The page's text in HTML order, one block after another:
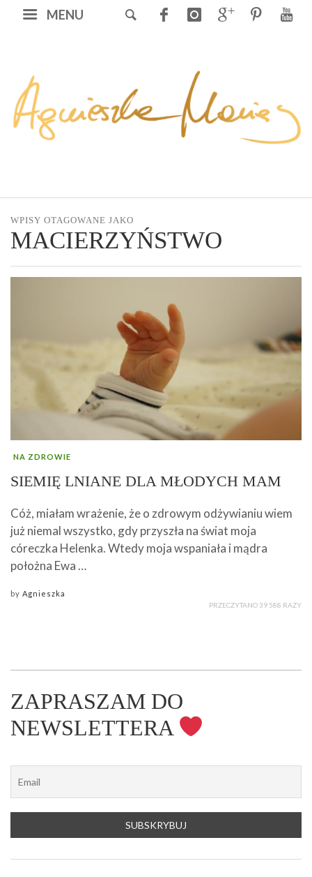
MENU
WPISY OTAGOWANE JAKO
MACIERZYŃSTWO
NA ZDROWIE
SIEMIĘ LNIANE DLA MŁODYCH MAM
Cóż, miałam wrażenie, że o zdrowym odżywianiu wiem
już niemal wszystko, gdy przyszła na świat moja
córeczka Helenka. Wtedy moja wspaniała i mądra
położna Ewa …
by Agnieszka
PRZECZYTANO 39 588 RAZY
ZAPRASZAM DO
NEWSLETTERA